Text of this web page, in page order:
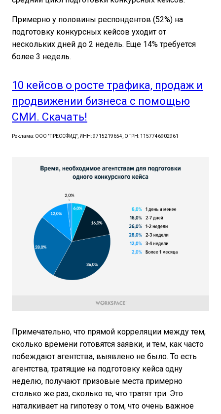
Примерно у половины респондентов (52%) на
подготовку конкурсных кейсов уходит от
нескольких дней до 2 недель. Еще 14% требуется
более 3 недель.
10 кейсов о росте трафика, продаж и
продвижении бизнеса с помощью
СМИ. Скачать!
Реклама: ООО "ПРЕССФИД", ИНН: 9715219654, ОГРН: 1157746902961
Примечательно, что прямой корреляции между тем,
сколько времени готовятся заявки, и тем, как часто
побеждают агентства, выявлено не было. То есть
агентства, тратящие на подготовку кейса одну
неделю, получают призовые места примерно
столько же раз, сколько те, что тратят три. Это
наталкивает на гипотезу о том, что очень важное